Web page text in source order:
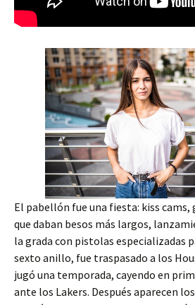
El pabellón fue una fiesta: kiss cams,
que daban besos más largos,
la grada con pistolas especializadas
sexto anillo, fue traspasado a los
jugó una temporada, cayendo en
ante los Lakers. Después aparecen